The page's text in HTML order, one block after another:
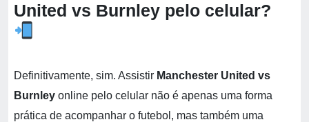
United vs Burnley pelo celular?
Definitivamente, sim. Assistir Manchester United vs
Burnley online pelo celular não é apenas uma forma
prática de acompanhar o futebol, mas também uma